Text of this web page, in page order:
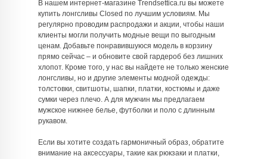
В нашем интернет-магазине Trendsettica.ru вы можете
купить лонгсливы Closed по лучшим условиям. Мы
регулярно проводим распродажи и акции, чтобы наши
клиенты могли получить модные вещи по выгодным
ценам. Добавьте понравившуюся модель в корзину
прямо сейчас – и обновите свой гардероб без лишних
хлопот. Кроме того, у нас вы найдете не только женские
лонгсливы, но и другие элементы модной одежды:
толстовки, свитшоты, шапки, платки, костюмы и даже
сумки через плечо. А для мужчин мы предлагаем
мужское нижнее белье, футболки и поло с длинным
рукавом.
Если вы хотите создать гармоничный образ, обратите
внимание на аксессуары, такие как рюкзаки и платки,